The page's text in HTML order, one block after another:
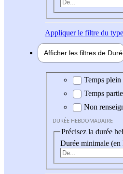
Appliquerle filtre du
Afficher les filtres de
Durée hebdomadaire
Temps plein
Temps
Non
DURÉE HEBDOMADAIRE
Précisez la durée
Durée minimale (en